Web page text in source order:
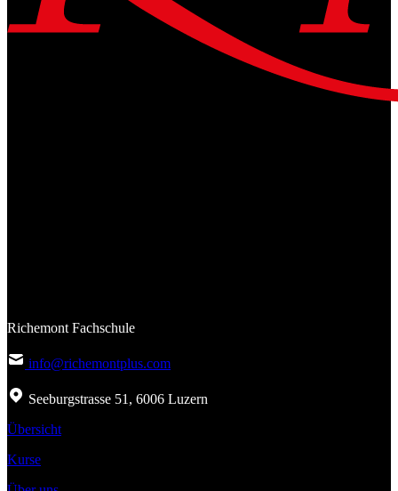
Richemont Fachschule
info@richemontplus.com
Seeburgstrasse 51, 6006 Luzern
Übersicht
Kurse